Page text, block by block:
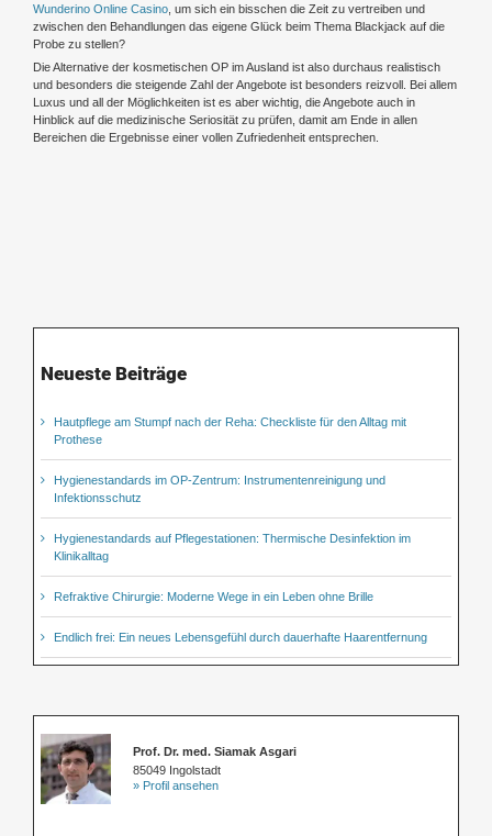
Wunderino Online Casino , um sich ein bisschen die Zeit zu vertreiben und
zwischen den Behandlungen das eigene Glück beim Thema Blackjack auf die
Probe zu stellen?
Die Alternative der kosmetischen OP im Ausland ist also durchaus realistisch
und besonders die steigende Zahl der Angebote ist besonders reizvoll. Bei allem
Luxus und all der Möglichkeiten ist es aber wichtig, die Angebote auch in
Hinblick auf die medizinische Seriosität zu prüfen, damit am Ende in allen
Bereichen die Ergebnisse einer vollen Zufriedenheit entsprechen.
Neueste Beiträge
Hautpflege am Stumpf nach der Reha: Checkliste für den Alltag mit
Prothese
Hygienestandards im OP-Zentrum: Instrumentenreinigung und
Infektionsschutz
Hygienestandards auf Pflegestationen: Thermische Desinfektion im
Klinikalltag
Refraktive Chirurgie: Moderne Wege in ein Leben ohne Brille
Endlich frei: Ein neues Lebensgefühl durch dauerhafte Haarentfernung
Prof. Dr. med. Siamak Asgari
85049 Ingolstadt
» Profil ansehen